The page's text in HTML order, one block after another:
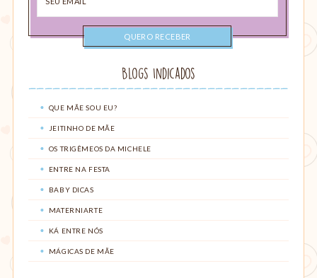
email
Blogs Indicados
QUE MÃE SOU EU?
JEITINHO DE MÃE
OS TRIGÊMEOS DA MICHELE
ENTRE NA FESTA
BABY DICAS
MATERNIARTE
KÁ ENTRE NÓS
MÁGICAS DE MÃE